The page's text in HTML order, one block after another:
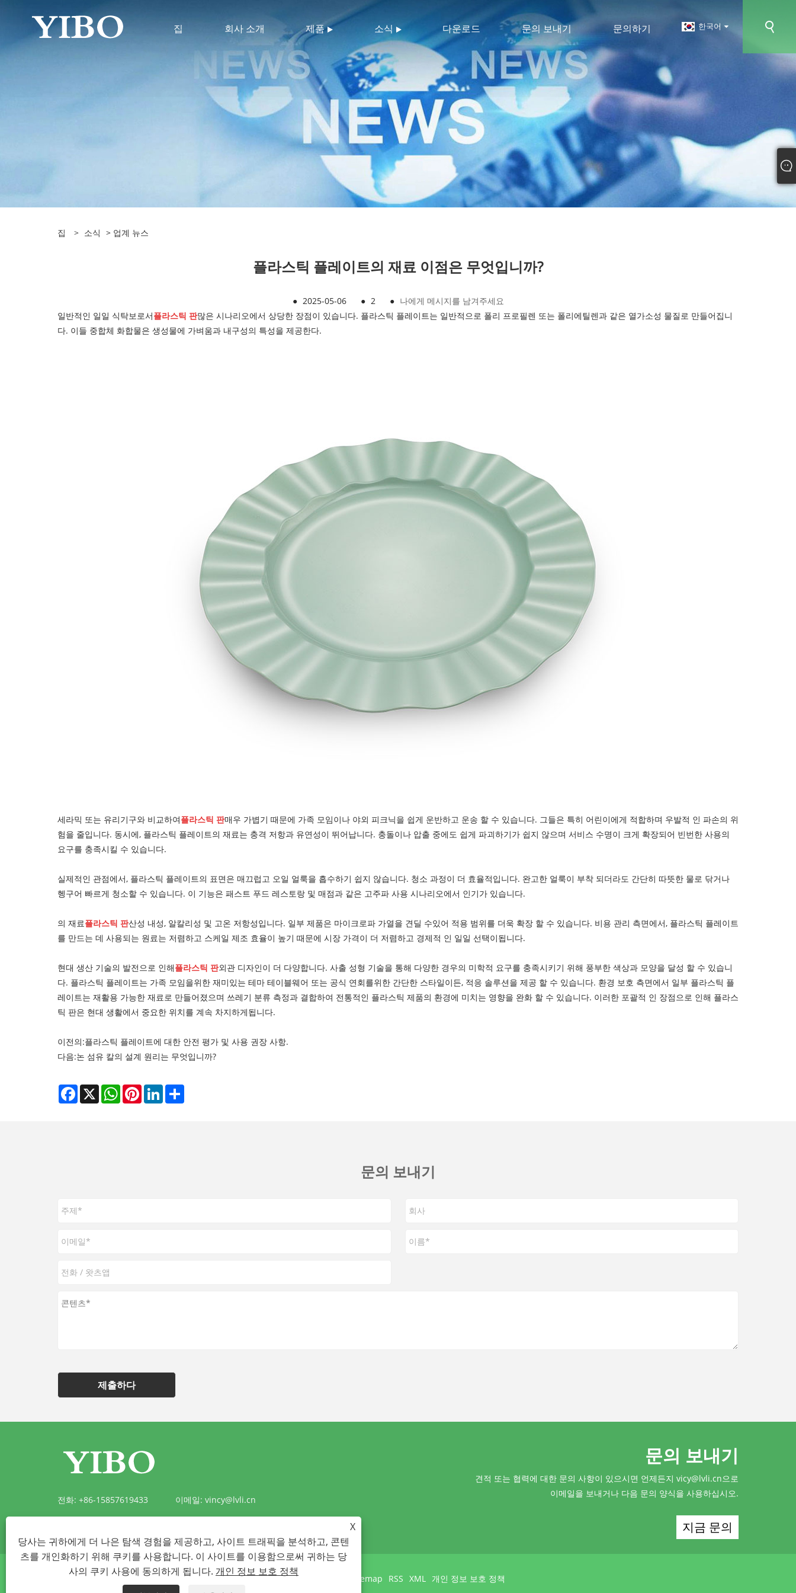
집 회사 소개 제품 소식 다운로드 문의 보내기 문의하기 한국어
집 > 소식 > 업계 뉴스
플라스틱 플레이트의 재료 이점은 무엇입니까?
● 2025-05-06 ● 2 ● 나에게 메시지를 남겨주세요
일반적인 일일 식탁보로서플라스틱 판많은 시나리오에서 상당한 장점이 있습니다. 플라스틱 플레이트는 일반적으로 폴리 프로필렌 또는 폴리에틸렌과 같은 열가소성 물질로 만들어집니
다. 이들 중합체 화합물은 생성물에 가벼움과 내구성의 특성을 제공한다.
세라믹 또는 유리기구와 비교하여플라스틱 판매우 가볍기 때문에 가족 모임이나 야외 피크닉을 쉽게 운반하고 운송 할 수 있습니다. 그들은 특히 어린이에게 적합하며 우발적 인 파손의 위
험을 줄입니다. 동시에, 플라스틱 플레이트의 재료는 충격 저항과 유연성이 뛰어납니다. 충돌이나 압출 중에도 쉽게 파괴하기가 쉽지 않으며 서비스 수명이 크게 확장되어 빈번한 사용의
요구를 충족시킬 수 있습니다.
실제적인 관점에서, 플라스틱 플레이트의 표면은 매끄럽고 오일 얼룩을 흡수하기 쉽지 않습니다. 청소 과정이 더 효율적입니다. 완고한 얼룩이 부착 되더라도 간단히 따뜻한 물로 닦거나
헹구어 빠르게 청소할 수 있습니다. 이 기능은 패스트 푸드 레스토랑 및 매점과 같은 고주파 사용 시나리오에서 인기가 있습니다.
의 재료플라스틱 판산성 내성, 알칼리성 및 고온 저항성입니다. 일부 제품은 마이크로파 가열을 견딜 수있어 적용 범위를 더욱 확장 할 수 있습니다. 비용 관리 측면에서, 플라스틱 플레이트
를 만드는 데 사용되는 원료는 저렴하고 스케일 제조 효율이 높기 때문에 시장 가격이 더 저렴하고 경제적 인 일일 선택이됩니다.
현대 생산 기술의 발전으로 인해플라스틱 판외관 디자인이 더 다양합니다. 사출 성형 기술을 통해 다양한 경우의 미학적 요구를 충족시키기 위해 풍부한 색상과 모양을 달성 할 수 있습니
다. 플라스틱 플레이트는 가족 모임을위한 재미있는 테마 테이블웨어 또는 공식 연회를위한 간단한 스타일이든, 적응 솔루션을 제공 할 수 있습니다. 환경 보호 측면에서 일부 플라스틱 플
레이트는 재활용 가능한 재료로 만들어졌으며 쓰레기 분류 측정과 결합하여 전통적인 플라스틱 제품의 환경에 미치는 영향을 완화 할 수 있습니다. 이러한 포괄적 인 장점으로 인해 플라스
틱 판은 현대 생활에서 중요한 위치를 계속 차지하게됩니다.
이전의:플라스틱 플레이트에 대한 안전 평가 및 사용 권장 사항.
다음:논 섬유 칼의 설계 원리는 무엇입니까?
Facebook
X WhatsAppPinterestLinkedIn
문의 보내기
제출하다
전화: +86-15857619433 이메일: vincy@lvli.cn
주소: 절강성 타이저우시 산먼현 포바항구 맹해로
문의 보내기
견적 또는 협력에 대한 문의 사항이 있으시면 언제든지 vicy@lvli.cn으로
이메일을 보내거나 다음 문의 양식을 사용하십시오.
지금 문의
Sitemap RSS XML 개인 정보 보호 정책
X
당사는 귀하에게 더 나은 탐색 경험을 제공하고, 사이트 트래픽을 분석하고, 콘텐
츠를 개인화하기 위해 쿠키를 사용합니다. 이 사이트를 이용함으로써 귀하는 당
사의 쿠키 사용에 동의하게 됩니다. 개인 정보 보호 정책